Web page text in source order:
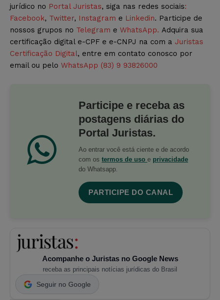
jurídico no Portal Juristas, siga nas redes sociais:
Facebook, Twitter, Instagram e Linkedin. Participe de
nossos grupos no Telegram e WhatsApp. Adquira sua
certificação digital e-CPF e e-CNPJ na com a Juristas
Certificação Digital, entre em contato conosco por
email ou pelo WhatsApp (83) 9 93826000
Participe e receba as
postagens diárias do
Portal Juristas.
Ao entrar você está ciente e de acordo
com os termos de uso e privacidade
do Whatsapp.
PARTICIPE DO CANAL
Acompanhe o Juristas no Google News
receba as principais notícias jurídicas do Brasil
Seguir no Google